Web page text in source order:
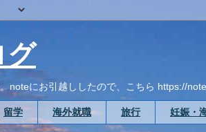
グ
noteにお引越ししたので、こちら https://
留学 海外就職 旅行 妊娠・